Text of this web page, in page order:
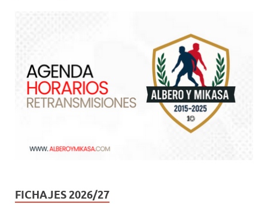
FICHAJES 2026/27